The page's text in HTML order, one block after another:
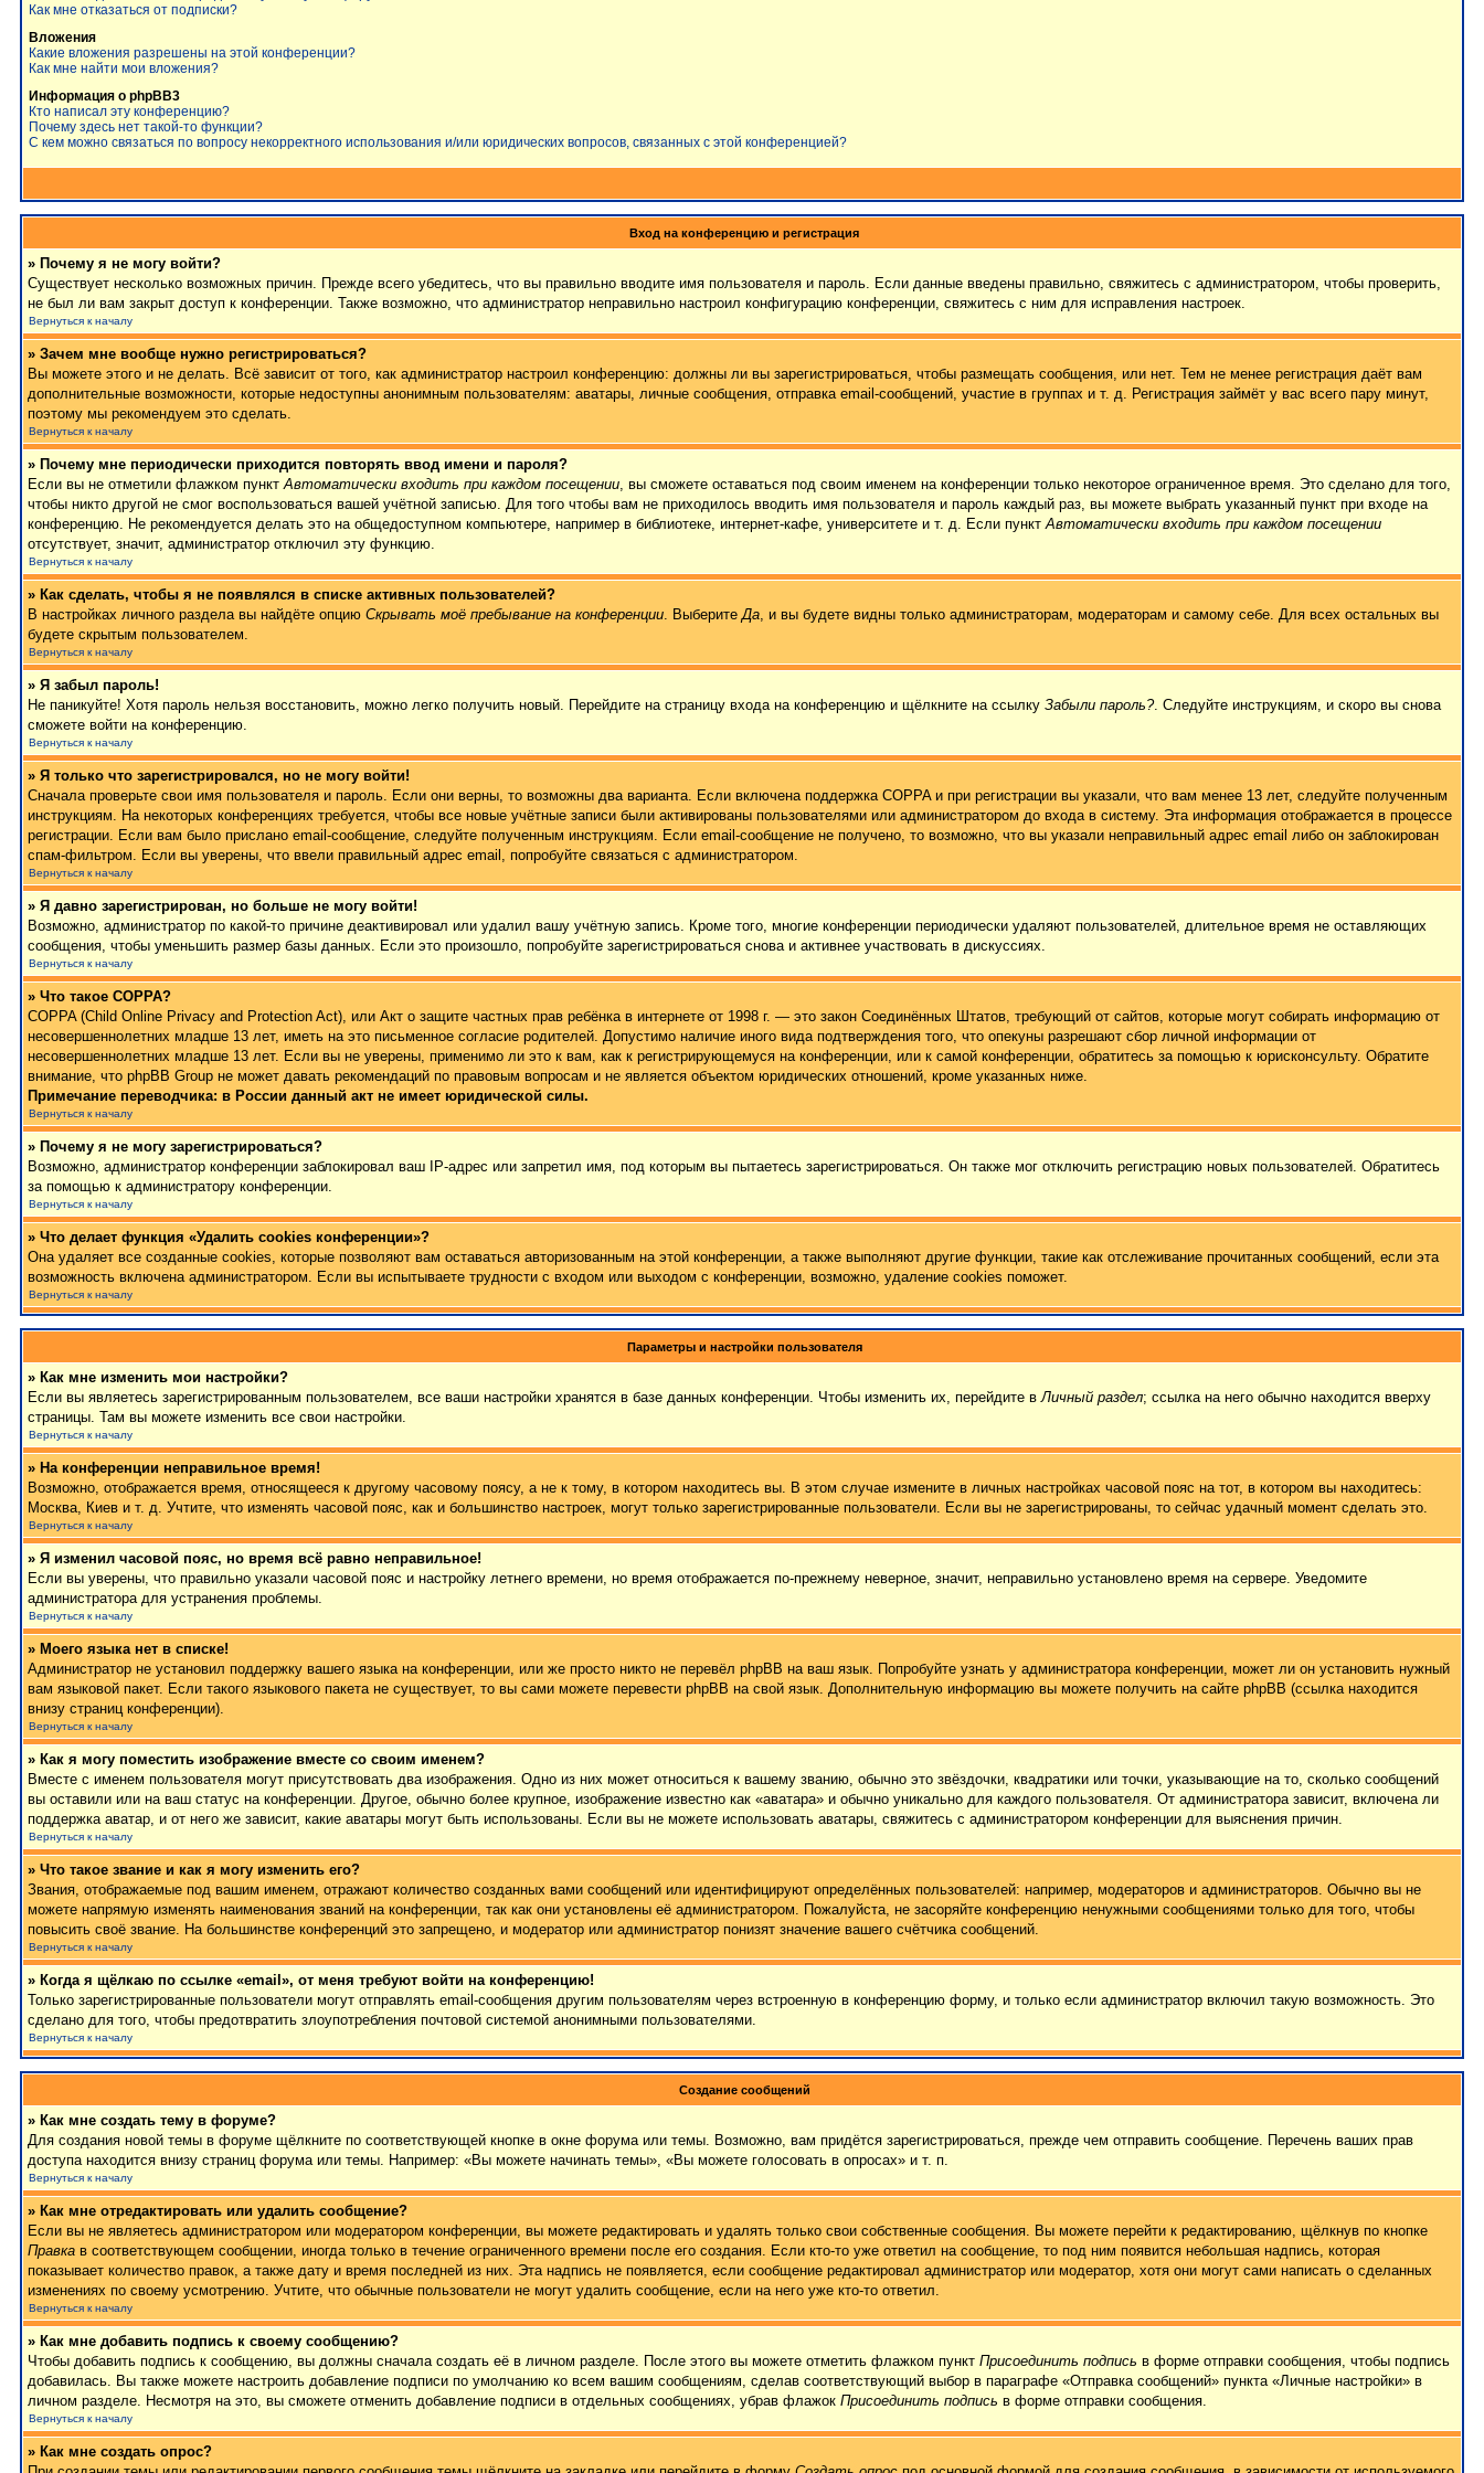
Как мне отказаться от подписки?
Вложения
Какие вложения разрешены на этой конференции?
Как мне найти мои вложения?
Информация о phpBB3
Кто написал эту конференцию?
Почему здесь нет такой-то функции?
С кем можно связаться по вопросу некорректного использования и/или юридических вопросов, связанных с этой конференцией?
Вход на конференцию и регистрация
» Почему я не могу войти?
Существует несколько возможных причин. Прежде всего убедитесь, что вы правильно вводите имя пользователя и пароль. Если данные введены правильно, свяжитесь с администратором, чтобы проверить,
не был ли вам закрыт доступ к конференции. Также возможно, что администратор неправильно настроил конфигурацию конференции, свяжитесь с ним для исправления настроек.
Вернуться к началу
» Зачем мне вообще нужно регистрироваться?
Вы можете этого и не делать. Всё зависит от того, как администратор настроил конференцию: должны ли вы зарегистрироваться, чтобы размещать сообщения, или нет. Тем не менее регистрация даёт вам
дополнительные возможности, которые недоступны анонимным пользователям: аватары, личные сообщения, отправка email-сообщений, участие в группах и т. д. Регистрация займёт у вас всего пару минут,
поэтому мы рекомендуем это сделать.
Вернуться к началу
» Почему мне периодически приходится повторять ввод имени и пароля?
Если вы не отметили флажком пунктАвтоматически входить при каждом посещении, вы сможете оставаться под своим именем на конференции только некоторое ограниченное время. Это сделано для того,
чтобы никто другой не смог воспользоваться вашей учётной записью. Для того чтобы вам не приходилось вводить имя пользователя и пароль каждый раз, вы можете выбрать указанный пункт при входе на
конференцию. Не рекомендуется делать это на общедоступном компьютере, например в библиотеке, интернет-кафе, университете и т. д. Если пунктАвтоматически входить при каждом посещении
отсутствует, значит, администратор отключил эту функцию.
Вернуться к началу
» Как сделать, чтобы я не появлялся в списке активных пользователей?
В настройках личного раздела вы найдёте опцию Скрывать моё пребывание на конференции. ВыберитеДа, и вы будете видны только администраторам, модераторам и самому себе. Для всех остальных вы
будете скрытым пользователем.
Вернуться к началу
» Я забыл пароль!
Не паникуйте! Хотя пароль нельзя восстановить, можно легко получить новый. Перейдите на страницу входа на конференцию и щёлкните на ссылку Забыли пароль?. Следуйте инструкциям, и скоро вы снова
сможете войти на конференцию.
Вернуться к началу
» Я только что зарегистрировался, но не могу войти!
Сначала проверьте свои имя пользователя и пароль. Если они верны, то возможны два варианта. Если включена поддержка COPPA и при регистрации вы указали, что вам менее 13 лет, следуйте полученным
инструкциям. На некоторых конференциях требуется, чтобы все новые учётные записи были активированы пользователями или администратором до входа в систему. Эта информация отображается в процессе
регистрации. Если вам было прислано email-сообщение, следуйте полученным инструкциям. Если email-сообщение не получено, то возможно, что вы указали неправильный адрес email либо он заблокирован
спам-фильтром. Если вы уверены, что ввели правильный адрес email, попробуйте связаться с администратором.
Вернуться к началу
» Я давно зарегистрирован, но больше не могу войти!
Возможно, администратор по какой-то причине деактивировал или удалил вашу учётную запись. Кроме того, многие конференции периодически удаляют пользователей, длительное время не оставляющих
сообщения, чтобы уменьшить размер базы данных. Если это произошло, попробуйте зарегистрироваться снова и активнее участвовать в дискуссиях.
Вернуться к началу
» Что такое COPPA?
COPPA (Child Online Privacy and Protection Act), или Акт о защите частных прав ребёнка в интернете от 1998 г. — это закон Соединённых Штатов, требующий от сайтов, которые могут собирать информацию от
несовершеннолетних младше 13 лет, иметь на это письменное согласие родителей. Допустимо наличие иного вида подтверждения того, что опекуны разрешают сбор личной информации от
несовершеннолетних младше 13 лет. Если вы не уверены, применимо ли это к вам, как к регистрирующемуся на конференции, или к самой конференции, обратитесь за помощью к юрисконсульту. Обратите
внимание, что phpBB Group не может давать рекомендаций по правовым вопросам и не является объектом юридических отношений, кроме указанных ниже.
Примечание переводчика: в России данный акт не имеет юридической силы.
Вернуться к началу
» Почему я не могу зарегистрироваться?
Возможно, администратор конференции заблокировал ваш IP-адрес или запретил имя, под которым вы пытаетесь зарегистрироваться. Он также мог отключить регистрацию новых пользователей. Обратитесь
за помощью к администратору конференции.
Вернуться к началу
» Что делает функция «Удалить cookies конференции»?
Она удаляет все созданные cookies, которые позволяют вам оставаться авторизованным на этой конференции, а также выполняют другие функции, такие как отслеживание прочитанных сообщений, если эта
возможность включена администратором. Если вы испытываете трудности с входом или выходом с конференции, возможно, удаление cookies поможет.
Вернуться к началу
Параметры и настройки пользователя
» Как мне изменить мои настройки?
Если вы являетесь зарегистрированным пользователем, все ваши настройки хранятся в базе данных конференции. Чтобы изменить их, перейдите вЛичный раздел; ссылка на него обычно находится вверху
страницы. Там вы можете изменить все свои настройки.
Вернуться к началу
» На конференции неправильное время!
Возможно, отображается время, относящееся к другому часовому поясу, а не к тому, в котором находитесь вы. В этом случае измените в личных настройках часовой пояс на тот, в котором вы находитесь:
Москва, Киев и т. д. Учтите, что изменять часовой пояс, как и большинство настроек, могут только зарегистрированные пользователи. Если вы не зарегистрированы, то сейчас удачный момент сделать это.
Вернуться к началу
» Я изменил часовой пояс, но время всё равно неправильное!
Если вы уверены, что правильно указали часовой пояс и настройку летнего времени, но время отображается по-прежнему неверное, значит, неправильно установлено время на сервере. Уведомите
администратора для устранения проблемы.
Вернуться к началу
» Моего языка нет в списке!
Администратор не установил поддержку вашего языка на конференции, или же просто никто не перевёл phpBB на ваш язык. Попробуйте узнать у администратора конференции, может ли он установить нужный
вам языковой пакет. Если такого языкового пакета не существует, то вы сами можете перевести phpBB на свой язык. Дополнительную информацию вы можете получить на сайте phpBB (ссылка находится
внизу страниц конференции).
Вернуться к началу
» Как я могу поместить изображение вместе со своим именем?
Вместе с именем пользователя могут присутствовать два изображения. Одно из них может относиться к вашему званию, обычно это звёздочки, квадратики или точки, указывающие на то, сколько сообщений
вы оставили или на ваш статус на конференции. Другое, обычно более крупное, изображение известно как «аватара» и обычно уникально для каждого пользователя. От администратора зависит, включена ли
поддержка аватар, и от него же зависит, какие аватары могут быть использованы. Если вы не можете использовать аватары, свяжитесь с администратором конференции для выяснения причин.
Вернуться к началу
» Что такое звание и как я могу изменить его?
Звания, отображаемые под вашим именем, отражают количество созданных вами сообщений или идентифицируют определённых пользователей: например, модераторов и администраторов. Обычно вы не
можете напрямую изменять наименования званий на конференции, так как они установлены её администратором. Пожалуйста, не засоряйте конференцию ненужными сообщениями только для того, чтобы
повысить своё звание. На большинстве конференций это запрещено, и модератор или администратор понизят значение вашего счётчика сообщений.
Вернуться к началу
» Когда я щёлкаю по ссылке «email», от меня требуют войти на конференцию!
Только зарегистрированные пользователи могут отправлять email-сообщения другим пользователям через встроенную в конференцию форму, и только если администратор включил такую возможность. Это
сделано для того, чтобы предотвратить злоупотребления почтовой системой анонимными пользователями.
Вернуться к началу
Создание сообщений
» Как мне создать тему в форуме?
Для создания новой темы в форуме щёлкните по соответствующей кнопке в окне форума или темы. Возможно, вам придётся зарегистрироваться, прежде чем отправить сообщение. Перечень ваших прав
доступа находится внизу страниц форума или темы. Например: «Вы можете начинать темы», «Вы можете голосовать в опросах» и т. п.
Вернуться к началу
» Как мне отредактировать или удалить сообщение?
Если вы не являетесь администратором или модератором конференции, вы можете редактировать и удалять только свои собственные сообщения. Вы можете перейти к редактированию, щёлкнув по кнопке
Правка в соответствующем сообщении, иногда только в течение ограниченного времени после его создания. Если кто-то уже ответил на сообщение, то под ним появится небольшая надпись, которая
показывает количество правок, а также дату и время последней из них. Эта надпись не появляется, если сообщение редактировал администратор или модератор, хотя они могут сами написать о сделанных
изменениях по своему усмотрению. Учтите, что обычные пользователи не могут удалить сообщение, если на него уже кто-то ответил.
Вернуться к началу
» Как мне добавить подпись к своему сообщению?
Чтобы добавить подпись к сообщению, вы должны сначала создать её в личном разделе. После этого вы можете отметить флажком пункт Присоединить подпись в форме отправки сообщения, чтобы подпись
добавилась. Вы также можете настроить добавление подписи по умолчанию ко всем вашим сообщениям, сделав соответствующий выбор в параграфе «Отправка сообщений» пункта «Личные настройки» в
личном разделе. Несмотря на это, вы сможете отменить добавление подписи в отдельных сообщениях, убрав флажок Присоединить подпись в форме отправки сообщения.
Вернуться к началу
» Как мне создать опрос?